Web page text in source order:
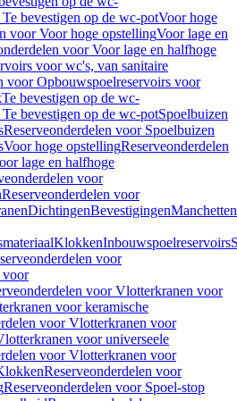
bevestigen op de wc-potVoor hoge
voor Voor hoge opstellingVoor lage en
voor Voor lage en halfhoge
voor wc's, van sanitaire
voor Opbouwspoelreservoirs voor
Te bevestigen op de wc-
bevestigen op de wc-potSpoelbuizen
Reserveonderdelen voor Spoelbuizen
Voor hoge opstellingReserveonderdelen
lage en halfhoge
voor
Reserveonderdelen voor
DichtingenBevestigingenManchetten
KlokkenInbouwspoelreservoirs
voor
voor
voor Vlotterkranen voor
voor keramische
voor Vlotterkranen voor
voor universeele
voor Vlotterkranen voor
Reserveonderdelen voor
Reserveonderdelen voor Spoel-stop